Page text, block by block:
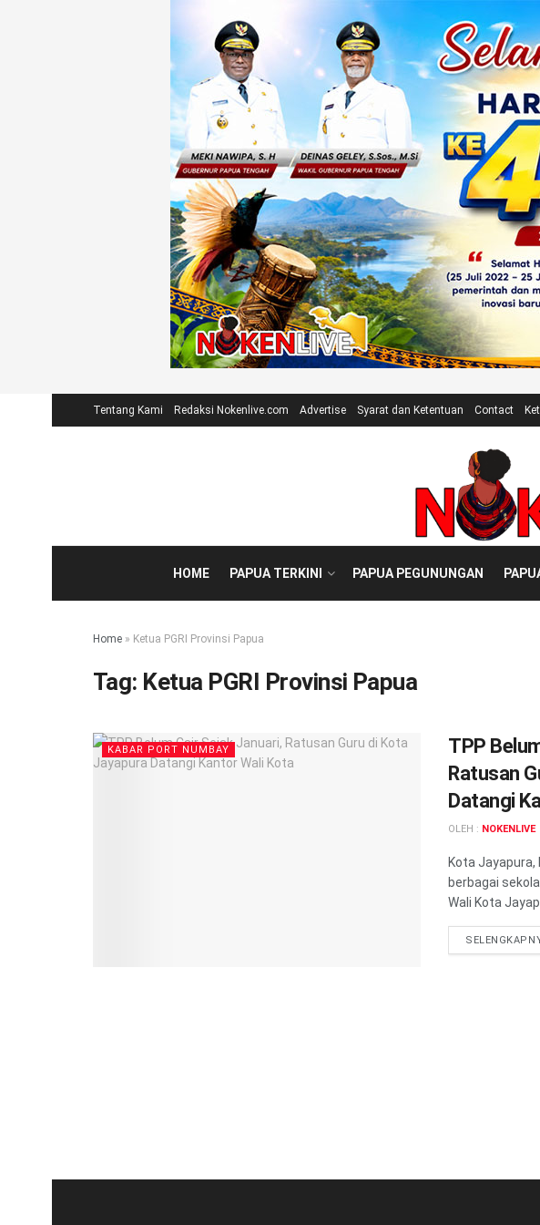
Tentang Kami Redaksi Nokenlive.com Advertise Syarat dan Ketentuan Contact
HOME PAPUA TERKINI PAPUA PEGUNUNGAN
Home » Ketua PGRI Provinsi Papua
Tag: Ketua PGRI Provinsi Papua
KABAR PORT NUMBAY
TPP
Ratusan
Datangi
OLEH : NOKENLIVE
Kota
berbagai
Wali Kota